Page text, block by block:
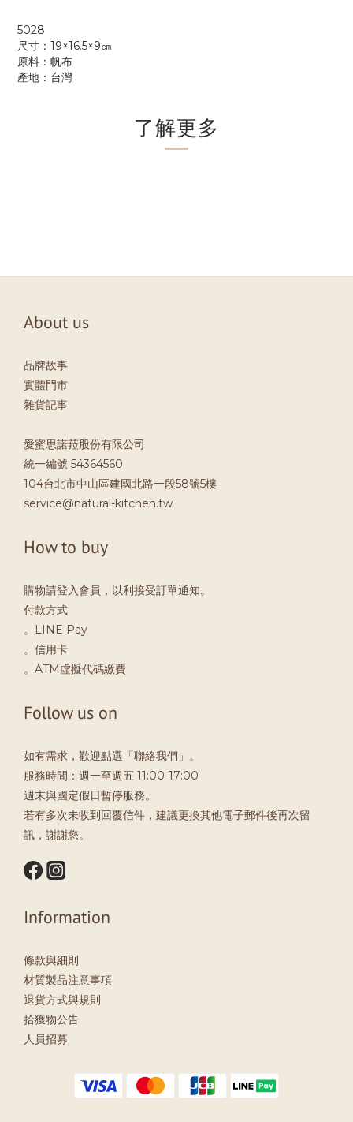
5028
尺寸：19×16.5×9㎝
原料：帆布
產地：台灣
了解更多
About us
品牌故事
實體門市
雜貨記事
愛蜜思諾菈股份有限公司
統一編號 54364560
104台北市中山區建國北路一段58號5樓
service@natural-kitchen.tw
How to buy
購物請登入會員，以利接受訂單通知。
付款方式
。LINE Pay
。信用卡
。ATM虛擬代碼繳費
Follow us on
如有需求，歡迎點選「聯絡我們」。
服務時間：週一至週五 11:00-17:00
週末與國定假日暫停服務。
若有多次未收到回覆信件，建議更換其他電子郵件後再次留
訊，謝謝您。
Information
條款與細則
材質製品注意事項
退貨方式與規則
拾獲物公告
人員招募